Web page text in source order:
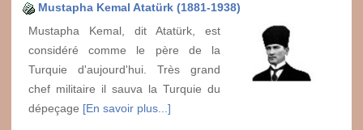
Mustapha Kemal Atatürk (1881-1938)
Mustapha Kemal, dit Atatürk, est
considéré comme le père de la
Turquie d'aujourd'hui. Très grand
chef militaire il sauva la Turquie du
dépeçage [En savoir plus...]